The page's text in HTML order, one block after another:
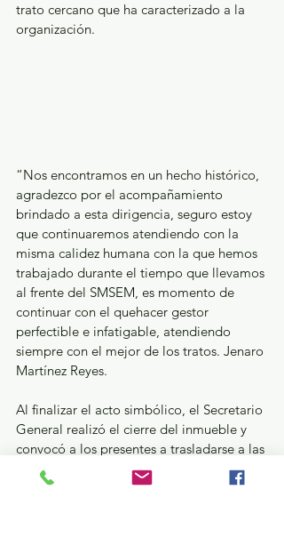
trato cercano que ha caracterizado a la
organización.
“Nos encontramos en un hecho histórico,
agradezco por el acompañamiento
brindado a esta dirigencia, seguro estoy
que continuaremos atendiendo con la
misma calidez humana con la que hemos
trabajado durante el tiempo que llevamos
al frente del SMSEM, es momento de
continuar con el quehacer gestor
perfectible e infatigable, atendiendo
siempre con el mejor de los tratos. Jenaro
Martínez Reyes.
Al finalizar el acto simbólico, el Secretario
General realizó el cierre del inmueble y
convocó a los presentes a trasladarse a las
nuevas Oficinas Centrales, ubicadas en
Av. Río Papaloapan, Santa Cruz